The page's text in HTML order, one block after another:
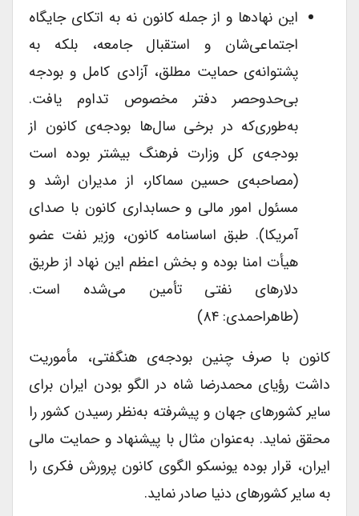
این نهادها و از جمله کانون نه به اتکای جایگاه
اجتماعی‌شان و استقبال جامعه، بلکه به
پشتوانه‌ی حمایت مطلق، آزادی کامل و بودجه
بی‌حد‌و‌حصر دفتر مخصوص تداوم یافت.
به‌طوری‌که در برخی سال‌ها بودجه‌ی کانون از
بودجه‌ی کل وزارت فرهنگ بیشتر بوده است
(مصاحبه‌ی حسین سماکار، از مدیران ارشد و
مسئول امور مالی و حسابداری کانون با صدای
آمریکا). طبق اساسنامه کانون، وزیر نفت عضو
هیأت امنا بوده و بخش اعظم این نهاد از طریق
دلارهای نفتی تأمین می‌شده است.
(طاهراحمدی: ۸۴)
کانون با صرف چنین بودجه‌ی هنگفتی، مأموریت
داشت رؤیای محمدرضا شاه در الگو بودن ایران برای
سایر کشورهای جهان و پیشرفته به‌نظر رسیدن کشور را
محقق نماید. به‌عنوان مثال با پیشنهاد و حمایت مالی
ایران، قرار بوده یونسکو الگوی کانون پرورش فکری را
به سایر کشورهای دنیا صادر نماید.